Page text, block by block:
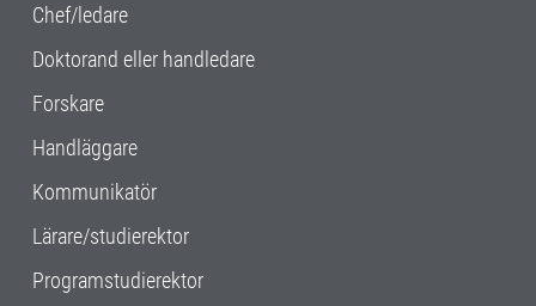
Chef/ledare
Doktorand eller handledare
Forskare
Handläggare
Kommunikatör
Lärare/studierektor
Programstudierektor